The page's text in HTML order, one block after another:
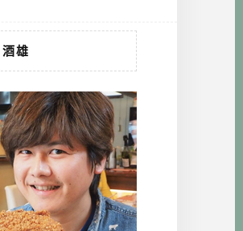
酒雄